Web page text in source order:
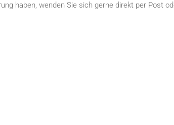
haben, wenden Sie sich gerne direkt per Post